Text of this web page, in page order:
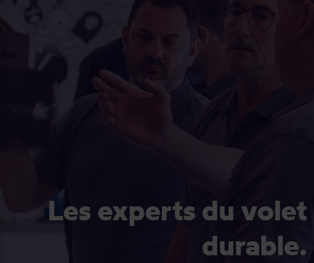
Les experts du volet
durable.